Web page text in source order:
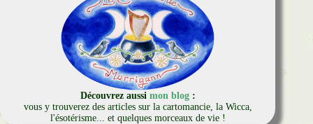
Découvrez aussi mon blog:
vous y trouverez des articles sur la cartomancie, la Wicca,
l'ésotérisme... et quelques morceaux de vie !